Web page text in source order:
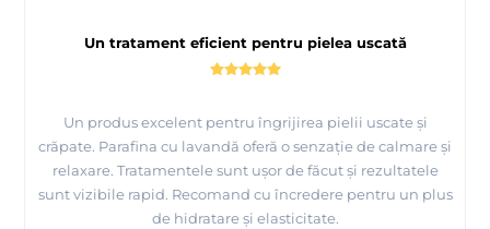
Un tratament eficient pentru pielea uscată
Un produs excelent pentru îngrijirea pielii uscate și
crăpate. Parafina cu lavandă oferă o senzație de calmare și
relaxare. Tratamentele sunt ușor de făcut și rezultatele
sunt vizibile rapid. Recomand cu încredere pentru un plus
de hidratare și elasticitate.